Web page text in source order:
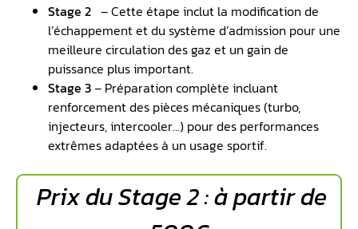
Stage 2 ️ – Cette étape inclut la modification de
l’échappement et du système d’admission pour une
meilleure circulation des gaz et un gain de
puissance plus important.
Stage 3– Préparation complète incluant
renforcement des pièces mécaniques (turbo,
injecteurs, intercooler…) pour des performances
extrêmes adaptées à un usage sportif.
Prix du Stage 2 : à partir de